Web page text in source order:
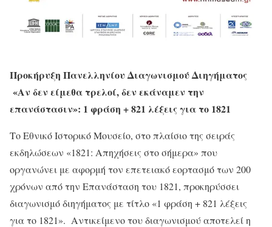
Προκήρυξη Πανελληνίου Διαγωνισμού Διηγήματος
«Αν δεν είμεθα τρελοί, δεν εκάναμεν την
επανάστασιν»: 1 φράση + 821 λέξεις για το 1821
Το Εθνικό Ιστορικό Μουσείο, στο πλαίσιο της σειράς
εκδηλώσεων «1821: Απηχήσεις στο σήμερα» που
οργανώνει με αφορμή τον επετειακό εορτασμό των 200
χρόνων από την Επανάσταση του 1821, προκηρύσσει
διαγωνισμό διηγήματος με τίτλο «1 φράση + 821 λέξεις
για το 1821». Αντικείμενο του διαγωνισμού αποτελεί η